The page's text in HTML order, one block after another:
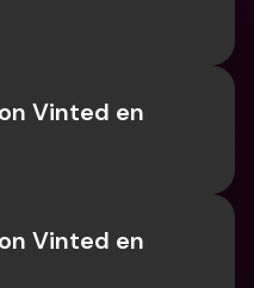
Vinted en
Vinted en